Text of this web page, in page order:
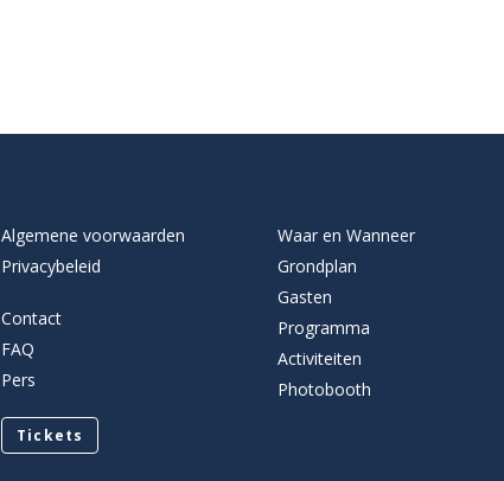
Algemene voorwaarden
Privacybeleid
Contact
FAQ
Pers
Tickets
Waar en Wanneer
Grondplan
Gasten
Programma
Activiteiten
Photobooth